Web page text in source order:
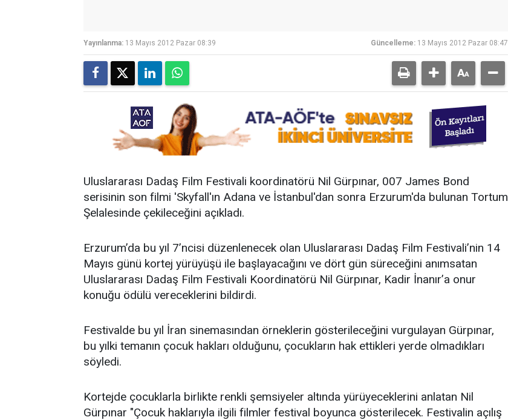
Yayınlanma: 13 Mayıs 2012 Pazar 08:39 Güncelleme: 13 Mayıs 2012 Pazar 08:47
Uluslararası Dadaş Film Festivali koordinatörü Nil Gürpınar, 007 James Bond
serisinin son filmi 'Skyfall'ın Adana ve İstanbul'dan sonra Erzurum'da bulunan Tortum
Şelalesinde çekileceğini açıkladı.
Erzurum’da bu yıl 7’ncisi düzenlenecek olan Uluslararası Dadaş Film Festivali’nin 14
Mayıs günü kortej yürüyüşü ile başlayacağını ve dört gün süreceğini anımsatan
Uluslararası Dadaş Film Festivali Koordinatörü Nil Gürpınar, Kadir İnanır’a onur
konuğu ödülü vereceklerini bildirdi.
Festivalde bu yıl İran sinemasından örneklerin gösterileceğini vurgulayan Gürpınar,
bu yılki temanın çocuk hakları olduğunu, çocukların hak ettikleri yerde olmadıkları
söyledi.
Kortejde çocuklarla birlikte renkli şemsiyeler altında yürüyeceklerini anlatan Nil
Gürpınar "Çocuk haklarıyla ilgili filmler festival boyunca gösterilecek. Festivalin açılış